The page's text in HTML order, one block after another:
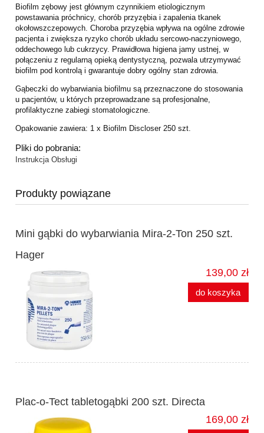
Biofilm zębowy jest głównym czynnikiem etiologicznym
powstawania próchnicy, chorób przyzębia i zapalenia tkanek
okołowszczepowych. Choroba przyzębia wpływa na ogólne zdrowie
pacjenta i zwiększa ryzyko chorób układu sercowo-naczyniowego,
oddechowego lub cukrzycy. Prawidłowa higiena jamy ustnej, w
połączeniu z regularną opieką dentystyczną, pozwala utrzymywać
biofilm pod kontrolą i gwarantuje dobry ogólny stan zdrowia.
Gąbeczki do wybarwiania biofilmu są przeznaczone do stosowania
u pacjentów, u których przeprowadzane są profesjonalne,
profilaktyczne zabiegi stomatologiczne.
Opakowanie zawiera: 1 x Biofilm Discloser 250 szt.
Pliki do pobrania:
Instrukcja Obsługi
Produkty powiązane
Mini gąbki do wybarwiania Mira-2-Ton 250 szt.
Hager
139,00 zł
do koszyka
Plac-o-Tect tabletogąbki 200 szt. Directa
169,00 zł